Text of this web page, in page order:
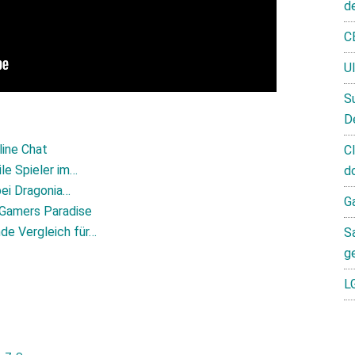
Chat
Spieler im…
Dragonia…
Paradise
Vergleich für…